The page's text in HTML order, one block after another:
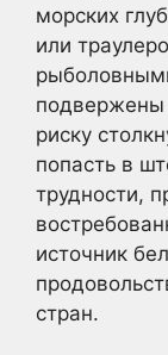
морских
или
подвержены
риску
попасть в
трудности,
источник
стран.